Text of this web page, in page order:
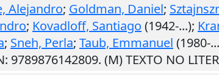
Alejandro; Goldman, Daniel;
; Kovadloff, Santiago (1942-...);
; Sneh, Perla; Taub, Emmanuel (1980-
9789876142809. (M) TEXTO NO